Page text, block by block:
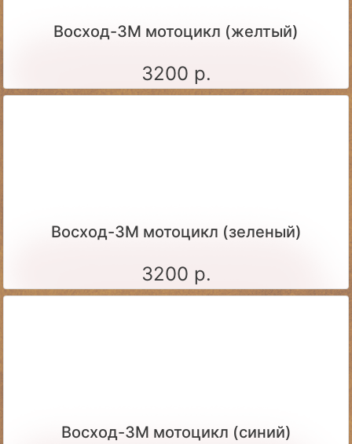
Восход-3М мотоцикл (желтый)
3200 р.
Восход-3М мотоцикл (зеленый)
3200 р.
Восход-3М мотоцикл (синий)